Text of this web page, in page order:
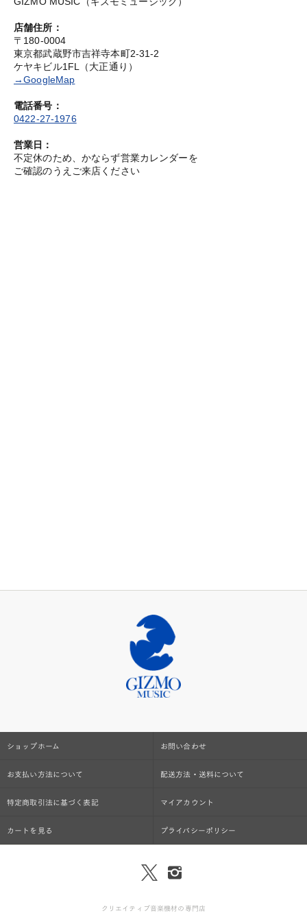
店舗住所：
〒180-0004
東京都武蔵野市吉祥寺本町2-31-2
ケヤキビル1FL（大正通り）
→GoogleMap
電話番号：
0422-27-1976
営業日：
不定休のため、かならず営業カレンダーを
ご確認のうえご来店ください
ショップホーム お問い合わせ
お支払い方法について 配送方法・送料について
特定商取引法に基づく表記 マイアカウント
カートを見る プライバシーポリシー
クリエイティブ音楽機材の専門店